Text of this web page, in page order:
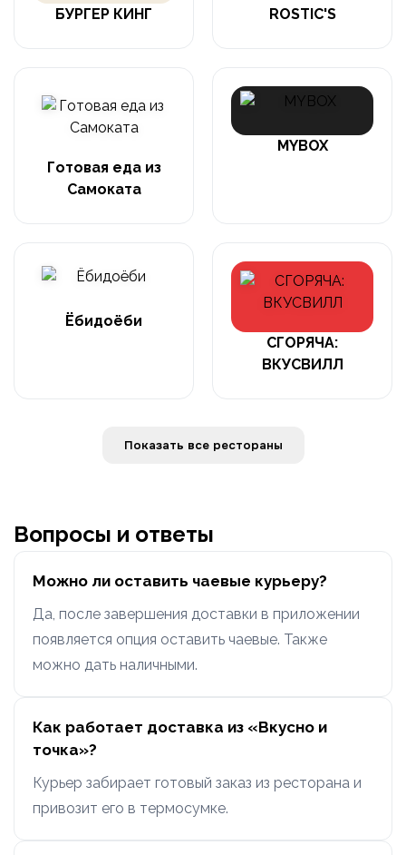
БУРГЕР КИНГ ROSTIC'S
Готовая еда из
Самоката
MYBOX
Ёбидоёби
СГОРЯЧА:
ВКУСВИЛЛ
Показать все рестораны
Вопросы и ответы
Можно ли оставить чаевые курьеру?
Да, после завершения доставки в приложении
появляется опция оставить чаевые. Также
можно дать наличными.
Как работает доставка из «Вкусно и
точка»?
Курьер забирает готовый заказ из ресторана и
привозит его в термосумке.